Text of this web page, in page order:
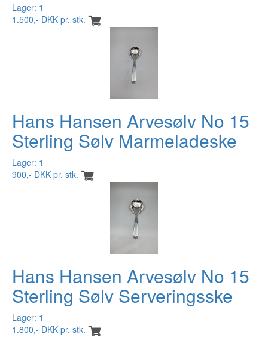
Lager: 1
1.500,- DKK pr. stk.
Hans Hansen Arvesølv No 15
Sterling Sølv Marmeladeske
Lager: 1
900,- DKK pr. stk.
Hans Hansen Arvesølv No 15
Sterling Sølv Serveringsske
Lager: 1
1.800,- DKK pr. stk.